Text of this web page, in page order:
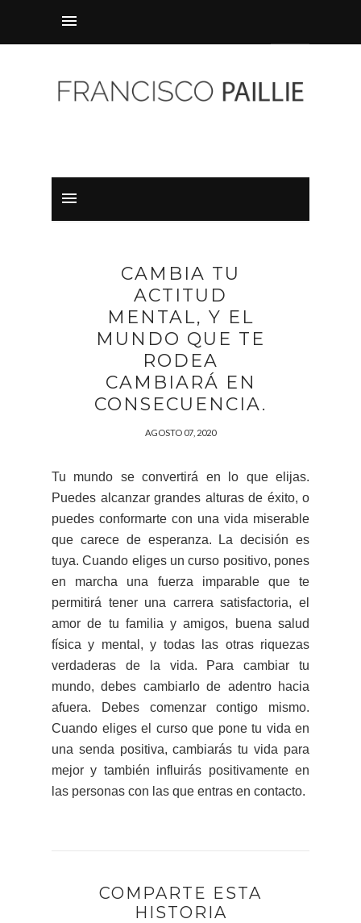
CAMBIA TU
ACTITUD
MENTAL, Y EL
MUNDO QUE TE
RODEA
CAMBIARÁ EN
CONSECUENCIA.
AGOSTO 07, 2020
Tu mundo se convertirá en lo que elijas.
Puedes alcanzar grandes alturas de éxito, o
puedes conformarte con una vida miserable
que carece de esperanza. La decisión es
tuya. Cuando eliges un curso positivo, pones
en marcha una fuerza imparable que te
permitirá tener una carrera satisfactoria, el
amor de tu familia y amigos, buena salud
física y mental, y todas las otras riquezas
verdaderas de la vida. Para cambiar tu
mundo, debes cambiarlo de adentro hacia
afuera. Debes comenzar contigo mismo.
Cuando eliges el curso que pone tu vida en
una senda positiva, cambiarás tu vida para
mejor y también influirás positivamente en
las personas con las que entras en contacto.
COMPARTE ESTA
HISTORIA